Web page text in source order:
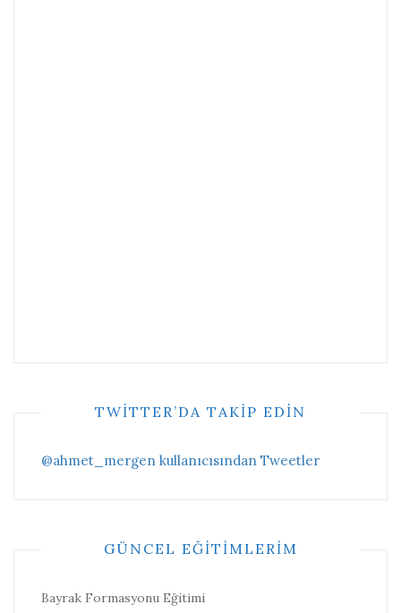
TWITTER’DA TAKIP EDIN
@ahmet_mergen kullanıcısından Tweetler
GÜNCEL EĞITIMLERIM
Bayrak Formasyonu Eğitimi